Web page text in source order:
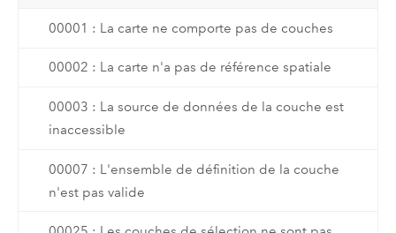
00001 : La carte ne comporte pas de couches
00002 : La carte n'a pas de référence spatiale
00003 : La source de données de la couche est
inaccessible
00007 : L'ensemble de définition de la couche
n'est pas valide